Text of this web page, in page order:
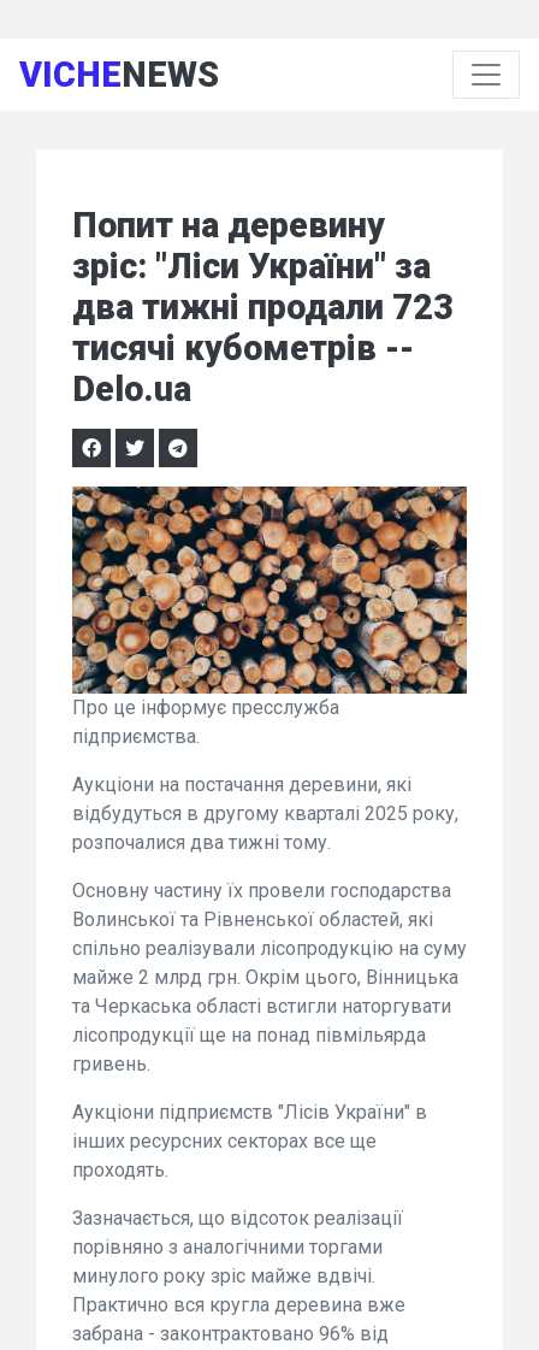
VICHENEWS
Попит на деревину
зріс: "Ліси України" за
два тижні продали 723
тисячі кубометрів --
Delo.ua
Про це інформує пресслужба
підприємства.
Аукціони на постачання деревини, які
відбудуться в другому кварталі 2025 року,
розпочалися два тижні тому.
Основну частину їх провели господарства
Волинської та Рівненської областей, які
спільно реалізували лісопродукцію на суму
майже 2 млрд грн. Окрім цього, Вінницька
та Черкаська області встигли наторгувати
лісопродукції ще на понад півмільярда
гривень.
Аукціони підприємств "Лісів України" в
інших ресурсних секторах все ще
проходять.
Зазначається, що відсоток реалізації
порівняно з аналогічними торгами
минулого року зріс майже вдвічі.
Практично вся кругла деревина вже
забрана - законтрактовано 96% від